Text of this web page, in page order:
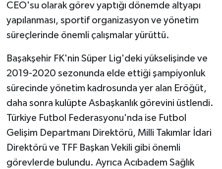
CEO'su olarak görev yaptığı dönemde altyapı
yapılanması, sportif organizasyon ve yönetim
süreçlerinde önemli çalışmalar yürüttü.
Başakşehir FK'nin Süper Lig'deki yükselişinde ve
2019-2020 sezonunda elde ettiği şampiyonluk
sürecinde yönetim kadrosunda yer alan Eröğüt,
daha sonra kulüpte Asbaşkanlık görevini üstlendi.
Türkiye Futbol Federasyonu'nda ise Futbol
Gelişim Departmanı Direktörü, Milli Takımlar İdari
Direktörü ve TFF Başkan Vekili gibi önemli
görevlerde bulundu. Ayrıca Acıbadem Sağlık